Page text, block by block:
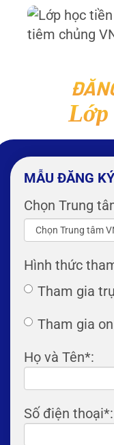
Lớp
MẪU ĐĂNG KÝ
Chọn Trung
Hình thức
Tham gia
Tham gia
Họ và Tên*:
Số điện thoại*: